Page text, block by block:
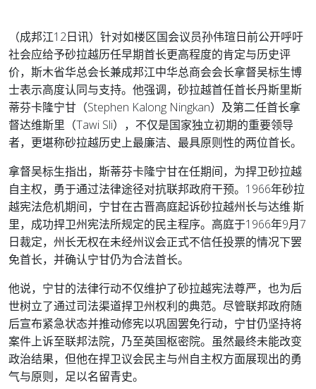
（成邦江12日讯）针对如楼区国会议员孙伟瑄日前公开呼吁
社会应给予砂拉越历任早期首长更高程度的肯定与历史评
价，斯木省华总会长兼成邦江中华总商会会长拿督吴标生博
士表示高度认同与支持。他强调，砂拉越首任首长丹斯里斯
蒂芬卡隆宁甘（Stephen Kalong Ningkan）及第二任首长拿
督达维斯里（Tawi Sli），不仅是国家独立初期的重要领导
者，更堪称砂拉越历史上最廉洁、最具原则性的两位首长。
拿督吴标生指出，斯蒂芬卡隆宁甘在任期间，为捍卫砂拉越
自主权，勇于通过法律途径对抗联邦政府干预。1966年砂拉
越宪法危机期间，宁甘在古晋高庭起诉砂拉越州长与达维·斯
里，成功捍卫州宪法所规定的民主程序。高庭于1966年9月7
日裁定，州长无权在未经州议会正式不信任投票的情况下罢
免首长，并确认宁甘仍为合法首长。
他说，宁甘的法律行动不仅维护了砂拉越宪法尊严，也为后
世树立了通过司法渠道捍卫州权利的典范。尽管联邦政府随
后宣布紧急状态并推动修宪以巩固罢免行动，宁甘仍坚持将
案件上诉至联邦法院，乃至英国枢密院。虽然最终未能改变
政治结果，但他在捍卫议会民主与州自主权方面展现出的勇
气与原则，足以名留青史。